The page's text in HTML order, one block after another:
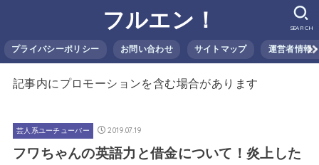
フルエン！
プライバシーポリシー お問い合わせ サイトマップ 運営者情報
SEARCH
記事内にプロモーションを含む場合があります
芸人系ユーチューバー 2019.07.19
フワちゃんの英語力と借金について！炎上した